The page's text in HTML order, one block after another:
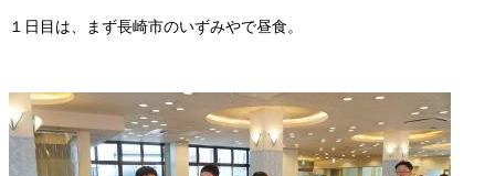
１日目は、まず長崎市のいずみやで昼食。